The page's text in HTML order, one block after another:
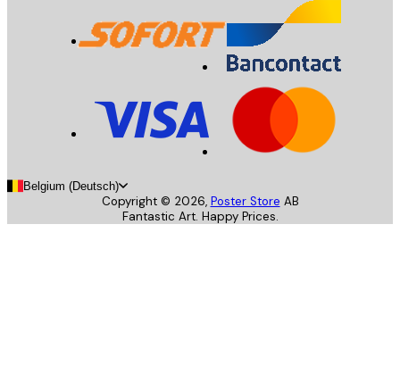
Belgium (Deutsch)
Copyright © 2026, Poster Store AB
Fantastic Art. Happy Prices.